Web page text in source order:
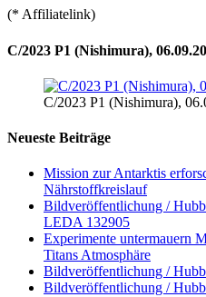
(* Affiliatelink)
C/2023 P1 (Nishimura),
C/2023 P1 (Nishimura),
Neueste Beiträge
Mission zur Antarktis
Nährstoffkreislauf
Bildveröffentlichung /
LEDA 132905
Experimente untermauern
Titans Atmosphäre
Bildveröffentlichung /
Bildveröffentlichung /